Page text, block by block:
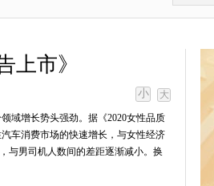
上市》
小 大
域增长势头强劲。据《2020女性品质
车消费市场的快速增长，与女性经济
与男司机人数间的差距逐渐减小。换